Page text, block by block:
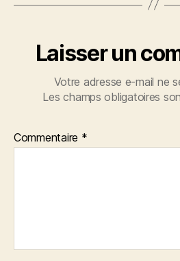
Laisser un
Votre adresse e-mail ne
Les champs obligatoires
Commentaire *